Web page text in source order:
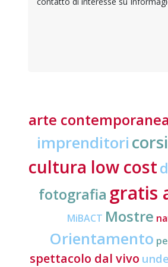
arte contemporanea
imprenditori
cultura low cost
fotografia gratis
MiBACT Mostre
Orientamento
spettacolo dal vivo